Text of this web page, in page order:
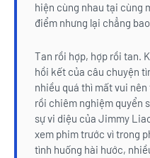
hiện cùng nhau tại cùng
điểm nhưng lại chẳng
Tan rồi hợp, hợp rồi tan.
hồi kết của câu chuyện
nhiều quá thì mất vui
rồi chiêm nghiệm quyển
sự vi diệu của Jimmy
xem phim trước vì trong
tình huống hài hước,